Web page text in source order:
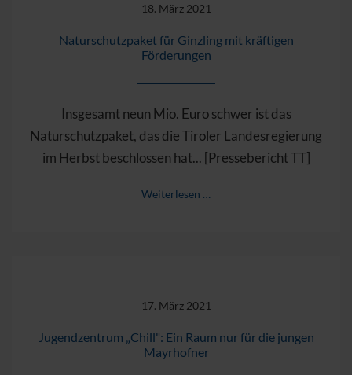
18. März 2021
Naturschutzpaket für Ginzling mit kräftigen
Förderungen
Insgesamt neun Mio. Euro schwer ist das
Naturschutzpaket, das die Tiroler Landesregierung
im Herbst beschlossen hat... [Pressebericht TT]
Weiterlesen …
17. März 2021
Jugendzentrum „Chill": Ein Raum nur für die jungen
Mayrhofner